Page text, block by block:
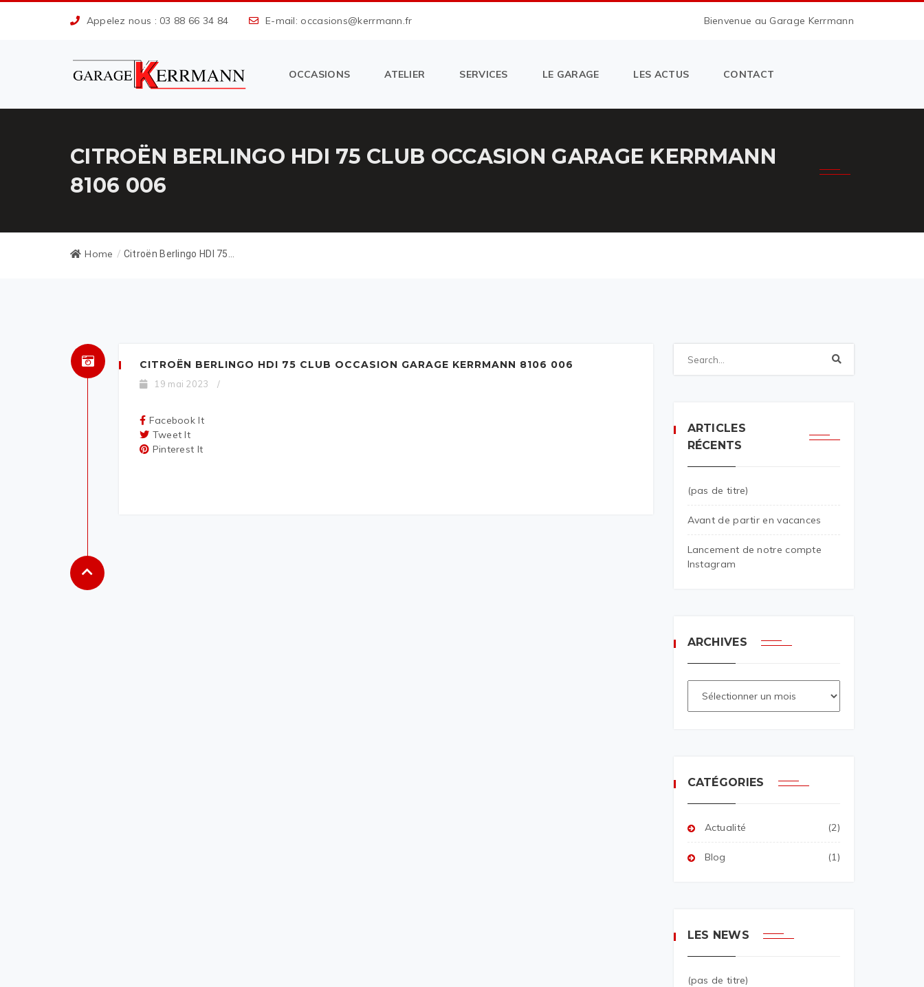
Appelez nous : 03 88 66 34 84 E-mail: occasions@kerrmann.fr Bienvenue au Garage Kerrmann
OCCASIONS ATELIER SERVICES LE GARAGE LES ACTUS CONTACT
CITROËN BERLINGO HDI 75 CLUB OCCASION GARAGE KERRMANN
8106 006
Home / Citroën Berlingo HDI 75...
CITROËN BERLINGO HDI 75 CLUB OCCASION GARAGE KERRMANN 8106 006
19 mai 2023 /
Facebook It
Tweet It
Pinterest It
ARTICLES
RÉCENTS
(pas de titre)
Avant de partir en vacances
Lancement de notre compte
Instagram
ARCHIVES
CATÉGORIES
Actualité (2)
Blog (1)
LES NEWS
(pas de titre)